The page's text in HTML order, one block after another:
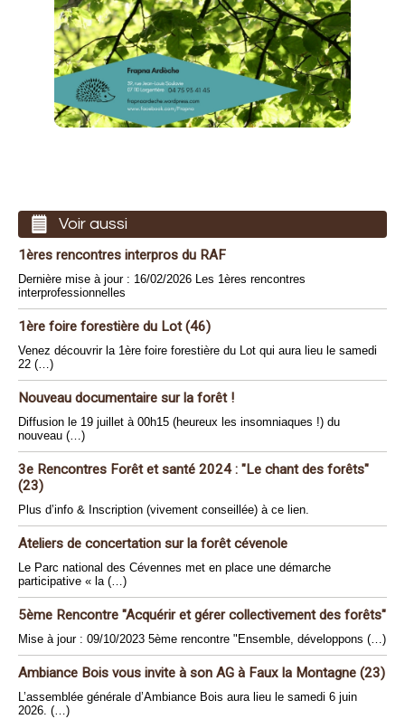
Voir aussi
1ères rencontres interpros du RAF
Dernière mise à jour : 16/02/2026 Les 1ères rencontres
interprofessionnelles
1ère foire forestière du Lot (46)
Venez découvrir la 1ère foire forestière du Lot qui aura lieu le samedi
22 (…)
Nouveau documentaire sur la forêt !
Diffusion le 19 juillet à 00h15 (heureux les insomniaques !) du
nouveau (…)
3e Rencontres Forêt et santé 2024 : "Le chant des forêts"
(23)
Plus d’info & Inscription (vivement conseillée) à ce lien.
Ateliers de concertation sur la forêt cévenole
Le Parc national des Cévennes met en place une démarche
participative « la (…)
5ème Rencontre "Acquérir et gérer collectivement des forêts"
Mise à jour : 09/10/2023 5ème rencontre "Ensemble, développons (…)
Ambiance Bois vous invite à son AG à Faux la Montagne (23)
L’assemblée générale d’Ambiance Bois aura lieu le samedi 6 juin
2026. (…)